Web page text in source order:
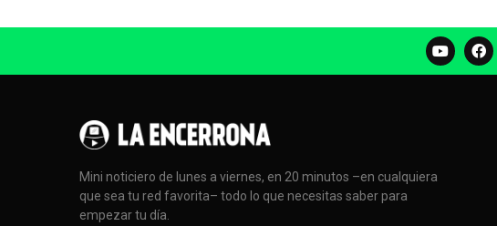
Mini noticiero de lunes a viernes, en 20 minutos –en cualquiera
que sea tu red favorita– todo lo que necesitas saber para
empezar tu día.